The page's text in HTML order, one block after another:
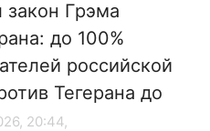
Грэма
до 100%
российской
Тегерана до
20:44,